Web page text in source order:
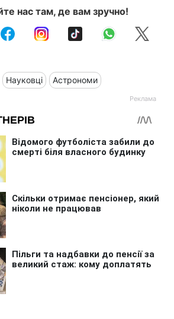
нас там, де вам зручно!
Науковці Астрономи